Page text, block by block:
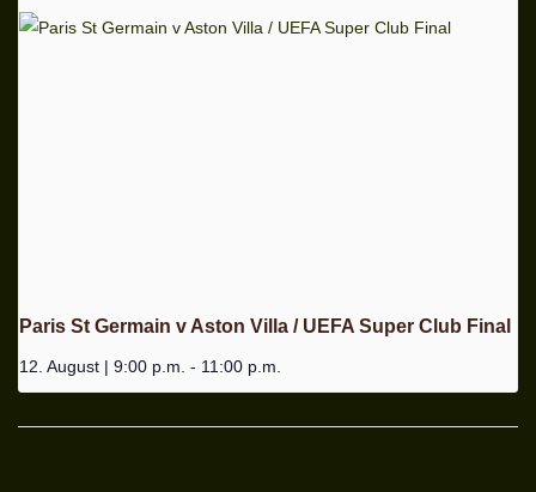
Paris St Germain v Aston Villa / UEFA Super Club Final
12. August | 9:00 p.m. - 11:00 p.m.